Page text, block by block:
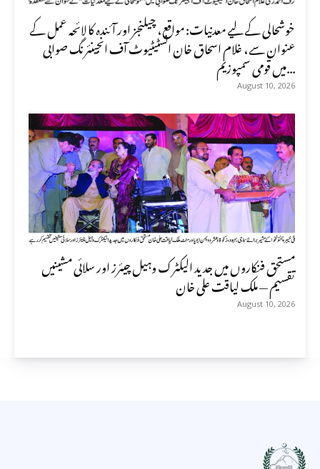
خوشحالی کے لیے معدنیات: مواقع، چیلنجز اور آئندہ کا لائحہ عمل کے
عنوان سے، غلام اسحاق خان انسٹیٹیوٹ آف انجینئرنگ صوابی
میں قومی سمپوزیم...
August 10, 2026
مستحق فنکاروں میں جدید الیکٹرک وہیل چیئرز اور سلائی مشینیں
تقسیم — ملک لیاقت علی خان
August 10, 2026